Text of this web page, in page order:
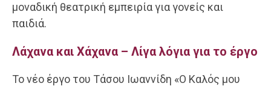
μοναδική θεατρική εμπειρία για γονείς και
παιδιά.
Λάχανα και Χάχανα – Λίγα λόγια για το έργο
Το νέο έργο του Τάσου Ιωαννίδη «Ο Καλός μου